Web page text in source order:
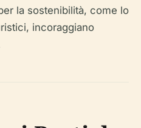
la sostenibilità, come lo
incoraggiano